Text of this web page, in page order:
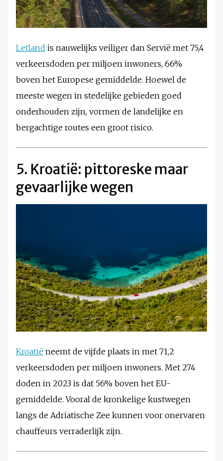
Letland is nauwelijks veiliger dan Servië met 75,4
verkeersdoden per miljoen inwoners, 66%
boven het Europese gemiddelde. Hoewel de
meeste wegen in stedelijke gebieden goed
onderhouden zijn, vormen de landelijke en
bergachtige routes een groot risico.
5. Kroatië: pittoreske maar
gevaarlijke wegen
Kroatië neemt de vijfde plaats in met 71,2
verkeersdoden per miljoen inwoners. Met 274
doden in 2023 is dat 56% boven het EU-
gemiddelde. Vooral de kronkelige kustwegen
langs de Adriatische Zee kunnen voor onervaren
chauffeurs verraderlijk zijn.